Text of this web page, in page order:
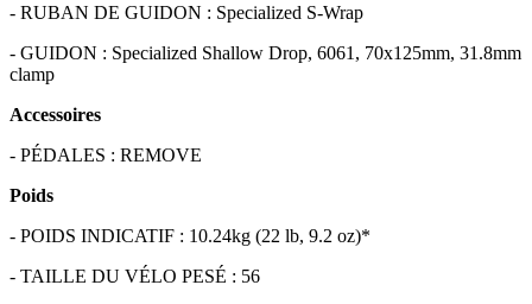
- RUBAN DE GUIDON : Specialized S-Wrap
- GUIDON : Specialized Shallow Drop, 6061, 70x125mm, 31.8mm
clamp
Accessoires
- PÉDALES : REMOVE
Poids
- POIDS INDICATIF : 10.24kg (22 lb, 9.2 oz)*
- TAILLE DU VÉLO PESÉ : 56